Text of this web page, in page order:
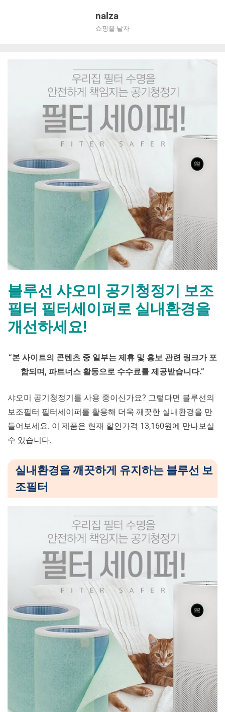
nalza
쇼핑을 날자
블루선 샤오미 공기청정기 보조
필터 필터세이퍼로 실내환경을
개선하세요!
on
루
선
오
공
기
청
기
보
조
필
내
환
“본 사이트의 콘텐츠 중 일부는 제휴 및 홍보 관련 링크가 포
함되며, 파트너스 활동으로 수수료를 제공받습니다.”
샤오미 공기청정기를 사용 중이신가요? 그렇다면 블루선의
보조필터 필터세이퍼를 활용해 더욱 깨끗한 실내환경을 만
들어보세요. 이 제품은 현재 할인가격 13,160원에 만나보실
수 있습니다.
실내환경을 깨끗하게 유지하는 블루선 보
조필터